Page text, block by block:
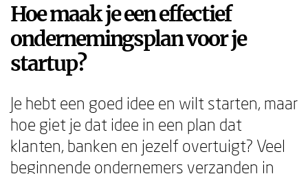
Hoe maak je een effectief
ondernemingsplan voor je
startup?
Je hebt een goed idee en wilt starten, maar
hoe giet je dat idee in een plan dat
klanten, banken en jezelf overtuigt? Veel
beginnende ondernemers verzanden in